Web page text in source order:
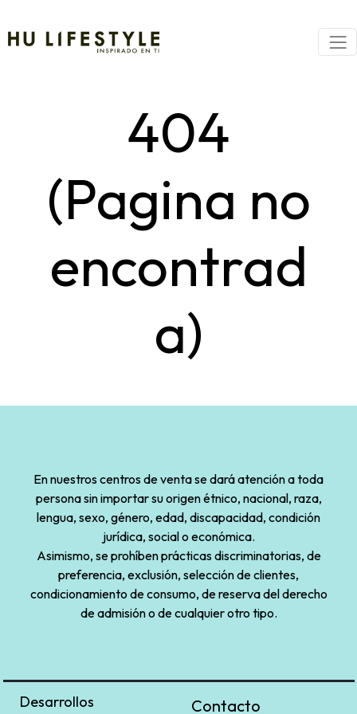
404
(Pagina no
encontrad
a)
En nuestros centros de venta se dará atención a toda
persona sin importar su origen étnico, nacional, raza,
lengua, sexo, género, edad, discapacidad, condición
jurídica, social o económica.
Asimismo, se prohíben prácticas discriminatorias, de
preferencia, exclusión, selección de clientes,
condicionamiento de consumo, de reserva del derecho
de admisión o de cualquier otro tipo.
Desarrollos Contacto